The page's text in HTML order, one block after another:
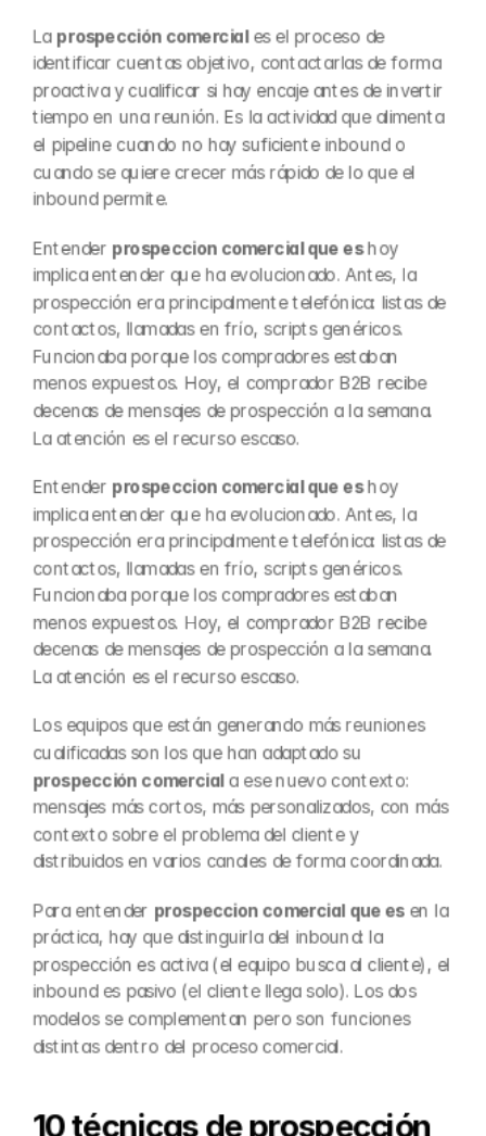
La prospección comercial es el proceso de
identificar cuentas objetivo, contactarlas de forma
proactiva y cualificar si hay encaje antes de invertir
tiempo en una reunión. Es la actividad que alimenta
el pipeline cuando no hay suficiente inbound o
cuando se quiere crecer más rápido de lo que el
inbound permite.
Entender prospeccion comercial que es hoy
implica entender que ha evolucionado. Antes, la
prospección era principalmente telefónica: listas de
contactos, llamadas en frío, scripts genéricos.
Funcionaba porque los compradores estaban
menos expuestos. Hoy, el comprador B2B recibe
decenas de mensajes de prospección a la semana.
La atención es el recurso escaso.
Entender prospeccion comercial que es hoy
implica entender que ha evolucionado. Antes, la
prospección era principalmente telefónica: listas de
contactos, llamadas en frío, scripts genéricos.
Funcionaba porque los compradores estaban
menos expuestos. Hoy, el comprador B2B recibe
decenas de mensajes de prospección a la semana.
La atención es el recurso escaso.
Los equipos que están generando más reuniones
prospección comercial a ese nuevo contexto:
mensajes más cortos, más personalizados, con más
contexto sobre el problema del cliente y
distribuidos en varios canales de forma coordinada.
Para entender prospeccion comercial que es en la
práctica, hay que distinguirla del inbound: la
prospección es activa (el equipo busca al cliente), el
inbound es pasivo (el cliente llega solo). Los dos
modelos se complementan pero son funciones
distintas dentro del proceso comercial.
10 técnicas de prospección